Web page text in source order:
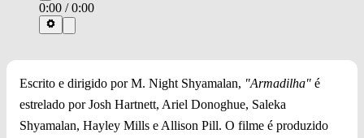
0:00 /0:00
Escrito e dirigido por M. Night Shyamalan, "Armadilha" é
estrelado por Josh Hartnett, Ariel Donoghue, Saleka
Shyamalan, Hayley Mills e Allison Pill. O filme é produzido